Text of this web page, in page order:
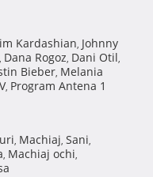
Kardashian, Johnny
, Dana Rogoz, Dani Otil,
Bieber, Melania
, Program Antena 1
, Machiaj, Sani,
, Machiaj ochi,